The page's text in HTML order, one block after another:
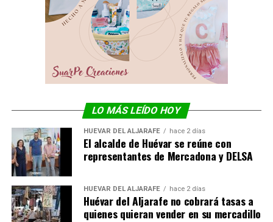
LO MÁS LEÍDO HOY
HUÉVAR DEL ALJARAFE hace 2 días
El alcalde de Huévar se reúne con
representantes de Mercadona y DELSA
HUÉVAR DEL ALJARAFE hace 2 días
Huévar del Aljarafe no cobrará tasas a
quienes quieran vender en su mercadillo